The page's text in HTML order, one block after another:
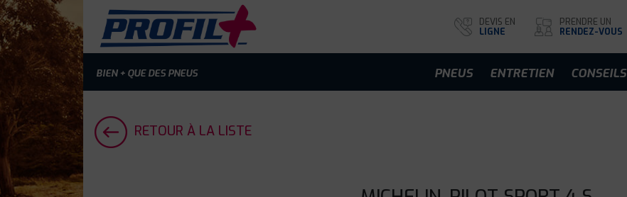
BIEN + QUE DES PNEUS
DEVIS EN
LIGNE
PRENDRE UN
RENDEZ-VOUS
PNEUS ENTRETIEN CONSEILS
RETOUR À LA LISTE